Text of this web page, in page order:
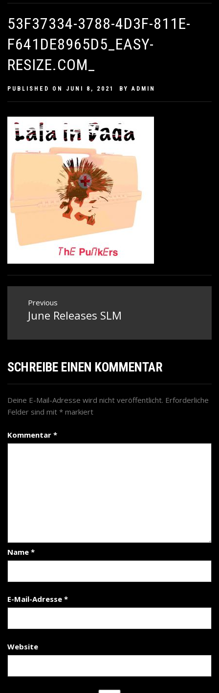
53F37334-3788-4D3F-811E-
F641DE8965D5_EASY-
RESIZE.COM_
PUBLISHED ON JUNI 8, 2021 BYADMIN
Previous
Previous
June Releases SLM
SCHREIBE EINEN KOMMENTAR
Deine E-Mail-Adresse wird nicht veröffentlicht. Erforderliche
Felder sind mit * markiert
Kommentar *
Name *
E-Mail-Adresse *
Website